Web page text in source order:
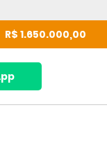
R$ 1.650.000,00